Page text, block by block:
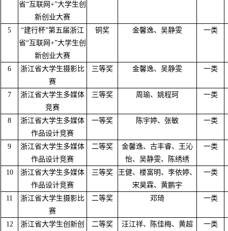
省“互联网+”大学生创
新创业大赛
5
“建行杯”第五届浙江
省“互联网+”大学生创
新创业大赛
铜奖 金馨逸、吴静雯 一类
6
浙江省大学生摄影比
赛
三等奖 金馨逸、吴静雯 一类
7
浙江省大学生多媒体
竞赛
三等奖 周瑜、姚程珂 一类
8
浙江省大学生多媒体
作品设计竞赛
一等奖 陈宇婷、张敏 一类
9
浙江省大学生多媒体
作品设计竞赛
二等奖
金馨逸、古丰睿、王沁
怡、吴静雯、陈绣绣
一类
10
浙江省大学生多媒体
作品设计竞赛
三等奖
王健、楼富明、李依婷、
宋昊霖、黄鹏宇
一类
11
浙江省大学生摄影比
赛
二等奖 邓琦 一类
12
浙江省大学生创新创
二等奖
汪江祥、陈佳梅、黄超
一类